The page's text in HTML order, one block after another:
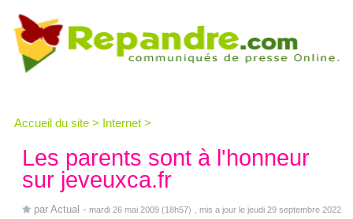
Accueil du site > Internet >
Les parents sont à l'honneur
sur jeveuxca.fr
par Actual - mardi 26 mai 2009 (18h57) , mis a jour le jeudi 29 septembre 2022